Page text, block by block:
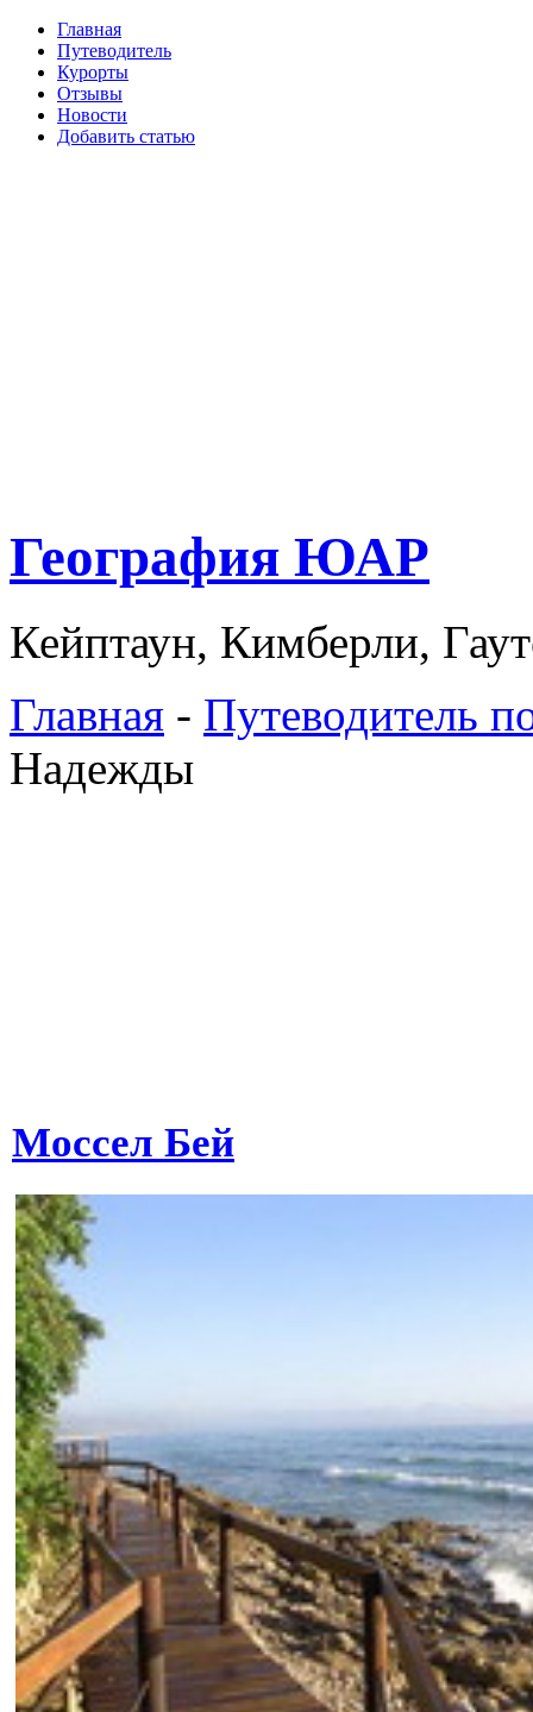
Главная
Путеводитель
Курорты
Отзывы
Новости
Добавить статью
География ЮАР
Кейптаун, Кимберли,
Главная - Путеводитель
Надежды
Моссел Бей